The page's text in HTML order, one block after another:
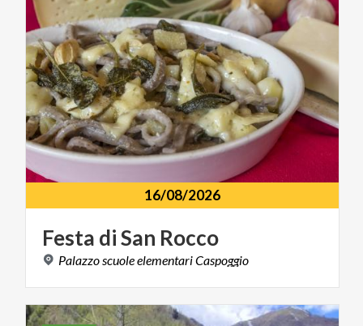
16/08/2026
Festa diSan Rocco
PalazzoscuoleelementariCaspoggio